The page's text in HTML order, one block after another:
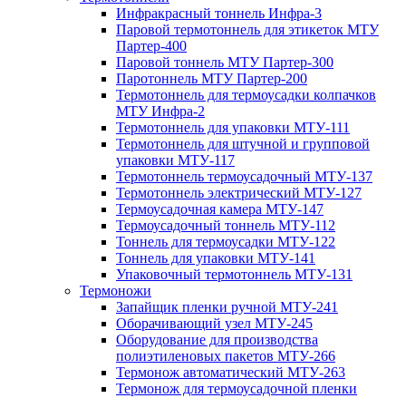
Инфракрасный тоннель Инфра-3
Паровой термотоннель для этикеток МТУ
Партер-400
Паровой тоннель МТУ Партер-300
Паротоннель МТУ Партер-200
Термотоннель для термоусадки колпачков
МТУ Инфра-2
Термотоннель для упаковки МТУ-111
Термотоннель для штучной и групповой
упаковки МТУ-117
Термотоннель термоусадочный МТУ-137
Термотоннель электрический МТУ-127
Термоусадочная камера МТУ-147
Термоусадочный тоннель МТУ-112
Тоннель для термоусадки МТУ-122
Тоннель для упаковки МТУ-141
Упаковочный термотоннель МТУ-131
Термоножи
Запайщик пленки ручной МТУ-241
Оборачивающий узел МТУ-245
Оборудование для производства
полиэтиленовых пакетов МТУ-266
Термонож автоматический МТУ-263
Термонож для термоусадочной пленки